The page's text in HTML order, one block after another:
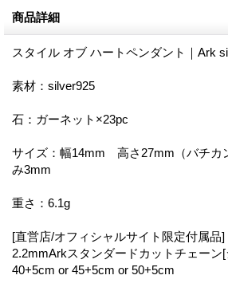
商品詳細
スタイル オブ ハートペンダント｜Ark
素材：silver925
石：ガーネット×23pc
サイズ：幅14mm 高さ27mm（バチ
み3mm
重さ：6.1g
[直営店/オフィシャルサイト限定付属品]
2.2mmArkスタンダードカットチェーン[
40+5cm or 45+5cm or 50+5cm